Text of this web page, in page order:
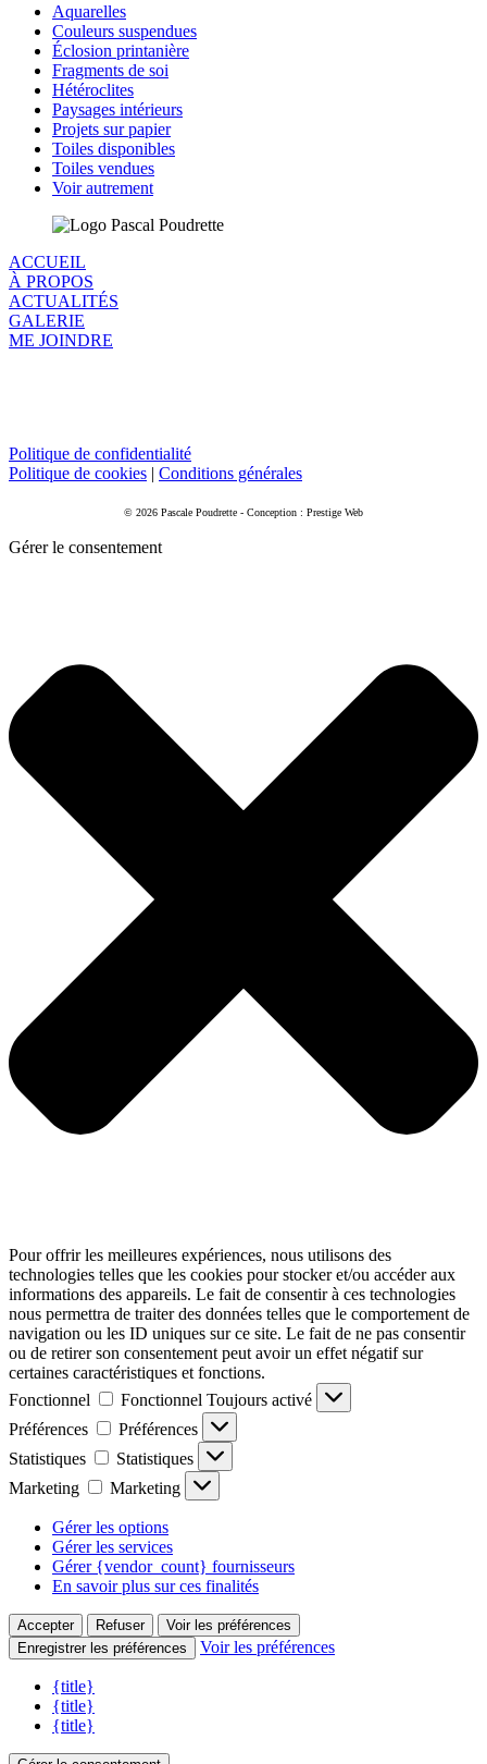
Aquarelles
Couleurs suspendues
Éclosion printanière
Fragments de soi
Hétéroclites
Paysages intérieurs
Projets sur papier
Toiles disponibles
Toiles vendues
Voir autrement
ACCUEIL
À PROPOS
ACTUALITÉS
GALERIE
ME JOINDRE
Politique de confidentialité
Politique de cookies | Conditions générales
© 2026 Pascale Poudrette - Conception : Prestige Web
Gérer le consentement
Pour offrir les meilleures expériences, nous utilisons des
technologies telles que les cookies pour stocker et/ou accéder aux
informations des appareils. Le fait de consentir à ces technologies
nous permettra de traiter des données telles que le comportement de
navigation ou les ID uniques sur ce site. Le fait de ne pas consentir
ou de retirer son consentement peut avoir un effet négatif sur
certaines caractéristiques et fonctions.
Fonctionnel
Fonctionnel Toujours activé
Préférences
Préférences
Statistiques
Statistiques
Marketing
Marketing
Gérer les options
Gérer les services
Gérer {vendor_count} fournisseurs
En savoir plus sur ces finalités
Accepter Refuser
Voir les préférences
Enregistrer les préférences
Voir les préférences
{title}
{title}
{title}